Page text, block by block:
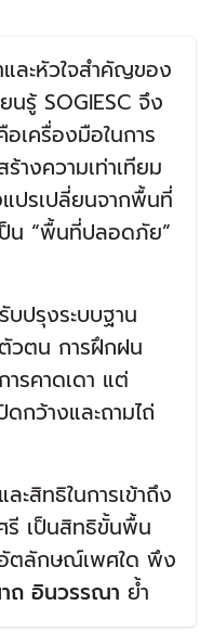
ละหัวใจสำคัญของ
รู้ SOGIESC จึง
เครื่องมือในการ
างความเท่าเทียม
ปรเปลี่ยนจากพื้นที่
น “พื้นที่ปลอดภัย”
บปรุงระบบฐาน
วตน การฝึกฝน
รคาดเดา แต่
กว้างและถามไถ่
ะสิทธิในการเข้าถึง
รี เป็นสิทธิขั้นพื้น
ตลักษณ์เพศใด พึง
ถ อินวรรณา ย้ำ